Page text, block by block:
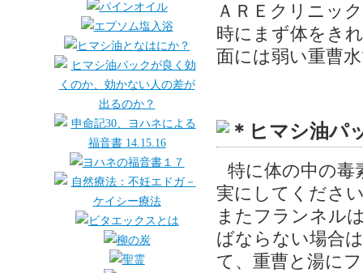
ＡＲＥクリニッ
時にまず体をき
面には弱い重曹
特に体の中の毒
実にしてくださ
またフランネル
ばならない場合
て、重曹と湯に